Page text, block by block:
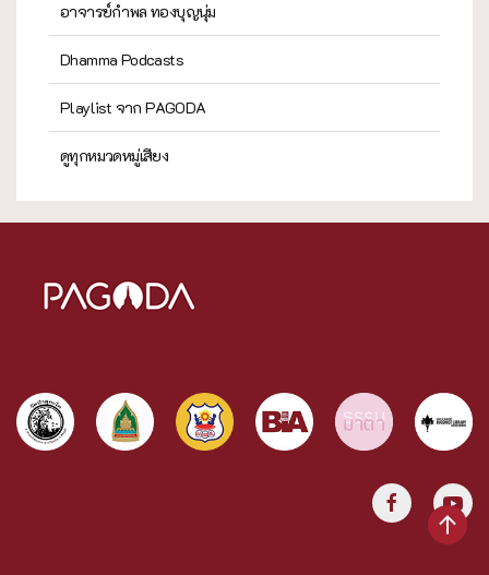
อาจารย์กำพล ทองบุญนุ่ม
Dhamma Podcasts
Playlist จาก PAGODA
ดูทุกหมวดหมู่เสียง